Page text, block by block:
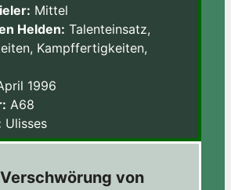
Mittel
Helden: Talenteinsatz,
Kampffertigkeiten,
1996
A68
Ulisses
von